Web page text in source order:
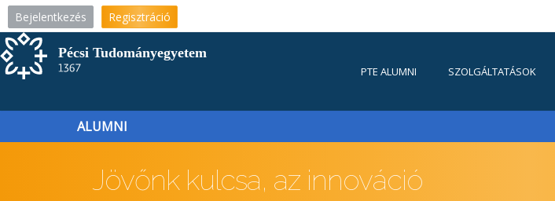
Ugrás
tartalomra
Bejelentkezés Regisztráció
PTE ALUMNI SZOLGÁLTATÁSOK
ALUMNI
Jövőnk kulcsa, az innováció